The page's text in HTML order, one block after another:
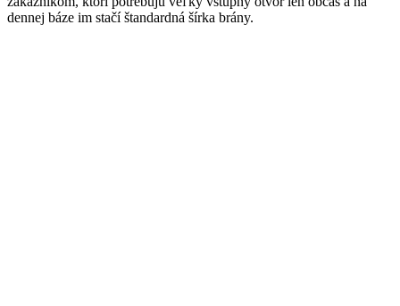
dennej báze im stačí štandardná šírka brány.